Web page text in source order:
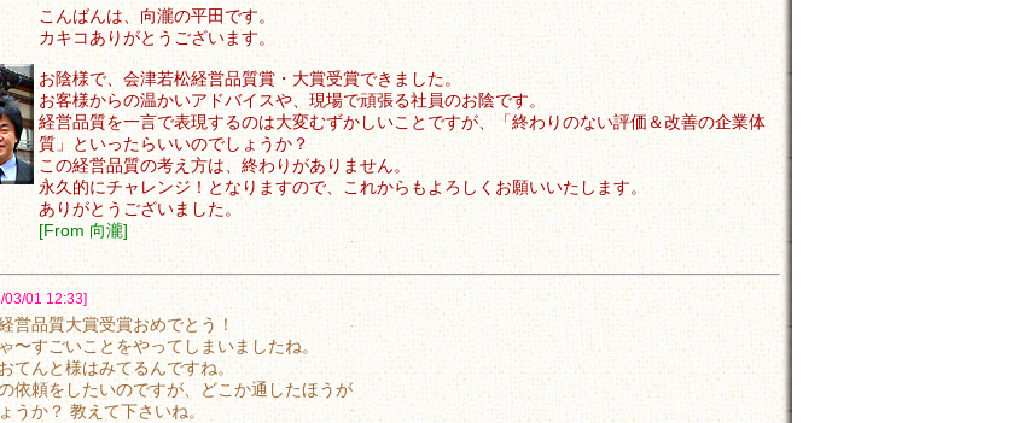
こんばんは、向瀧の平田です。
カキコありがとうございます。
お陰様で、会津若松経営品質賞・大賞受賞できました。
お客様からの温かいアドバイスや、現場で頑張る社員のお陰です。
経営品質を一言で表現するのは大変むずかしいことですが、「終わりのない評価＆改善の企業体
質」といったらいいのでしょうか？
この経営品質の考え方は、終わりがありません。
永久的にチャレンジ！となりますので、これからもよろしくお願いいたします。
ありがとうございました。
[From 向瀧]
03/01 12:33]
営品質大賞受賞おめでとう！
〜すごいことをやってしまいましたね。
てんと様はみてるんですね。
依頼をしたいのですが、どこか通したほうが
うか？ 教えて下さいね。